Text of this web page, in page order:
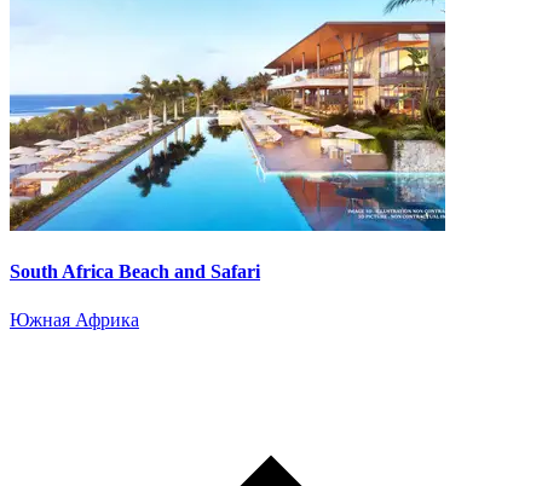
South Africa Beach and Safari
Южная Африка